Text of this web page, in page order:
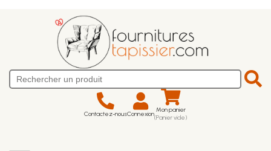
Contactez-nousConnexion Mon panier
(Panier vide)